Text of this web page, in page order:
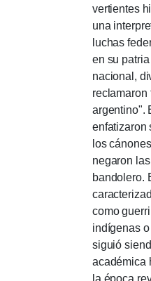
vertientes
una
luchas
en su
nacional,
reclamaron
argentino".
enfatizaron
los
negaron
bandolero.
como
indígenas
siguió
académica
la época